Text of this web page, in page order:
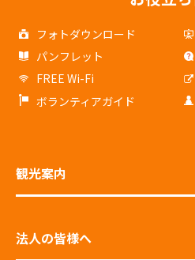
フォトダウンロード
パンフレット
FREE Wi-Fi
ボランティアガイド
観光案内
法人の皆様へ